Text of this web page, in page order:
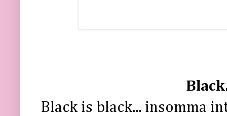
Black is black... insomma